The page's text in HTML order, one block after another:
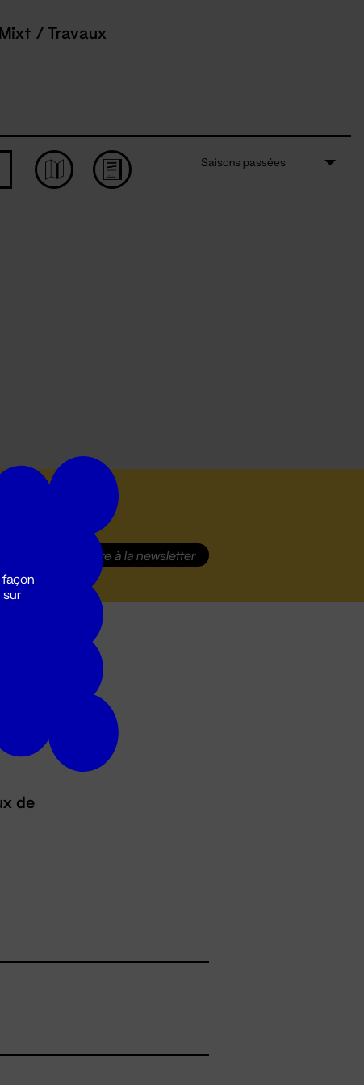
Mixt / Travaux
Saisons passées
S'inscrire à la newsletter
de
sur